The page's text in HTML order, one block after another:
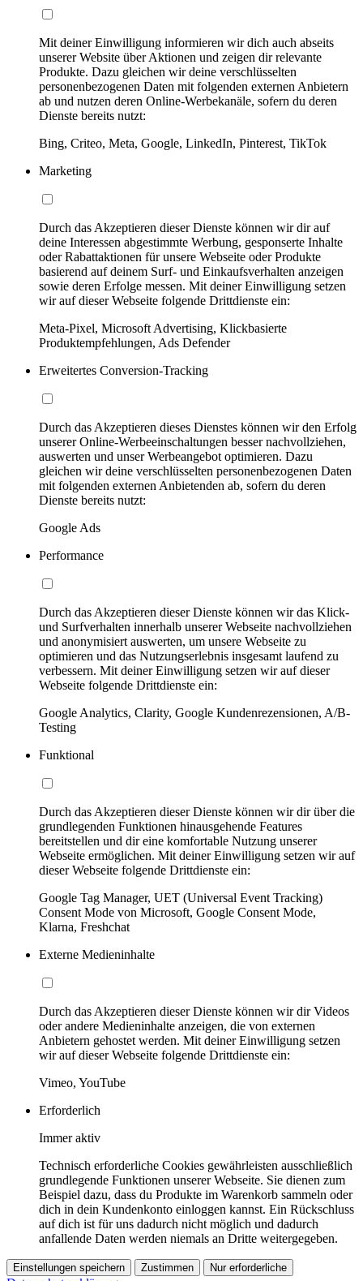
Mit deiner Einwilligung informieren wir dich auch abseits
unserer Website über Aktionen und zeigen dir relevante
Produkte. Dazu gleichen wir deine verschlüsselten
personenbezogenen Daten mit folgenden externen Anbietern
ab und nutzen deren Online-Werbekanäle, sofern du deren
Dienste bereits nutzt:
Bing, Criteo, Meta, Google, LinkedIn, Pinterest, TikTok
Marketing
Durch das Akzeptieren dieser Dienste können wir dir auf
deine Interessen abgestimmte Werbung, gesponserte Inhalte
oder Rabattaktionen für unsere Webseite oder Produkte
basierend auf deinem Surf- und Einkaufsverhalten anzeigen
sowie deren Erfolge messen. Mit deiner Einwilligung setzen
wir auf dieser Webseite folgende Drittdienste ein:
Meta-Pixel, Microsoft Advertising, Klickbasierte
Produktempfehlungen, Ads Defender
Erweitertes Conversion-Tracking
Durch das Akzeptieren dieses Dienstes können wir den Erfolg
unserer Online-Werbeeinschaltungen besser nachvollziehen,
auswerten und unser Werbeangebot optimieren. Dazu
gleichen wir deine verschlüsselten personenbezogenen Daten
mit folgenden externen Anbietenden ab, sofern du deren
Dienste bereits nutzt:
Google Ads
Performance
Durch das Akzeptieren dieser Dienste können wir das Klick-
und Surfverhalten innerhalb unserer Webseite nachvollziehen
und anonymisiert auswerten, um unsere Webseite zu
optimieren und das Nutzungserlebnis insgesamt laufend zu
verbessern. Mit deiner Einwilligung setzen wir auf dieser
Webseite folgende Drittdienste ein:
Google Analytics, Clarity, Google Kundenrezensionen, A/B-
Testing
Funktional
Durch das Akzeptieren dieser Dienste können wir dir über die
grundlegenden Funktionen hinausgehende Features
bereitstellen und dir eine komfortable Nutzung unserer
Webseite ermöglichen. Mit deiner Einwilligung setzen wir auf
dieser Webseite folgende Drittdienste ein:
Google Tag Manager, UET (Universal Event Tracking)
Consent Mode von Microsoft, Google Consent Mode,
Klarna, Freshchat
Externe Medieninhalte
Durch das Akzeptieren dieser Dienste können wir dir Videos
oder andere Medieninhalte anzeigen, die von externen
Anbietern gehostet werden. Mit deiner Einwilligung setzen
wir auf dieser Webseite folgende Drittdienste ein:
Vimeo, YouTube
Erforderlich
Immer aktiv
Technisch erforderliche Cookies gewährleisten ausschließlich
grundlegende Funktionen unserer Webseite. Sie dienen zum
Beispiel dazu, dass du Produkte im Warenkorb sammeln oder
dich in dein Kundenkonto einloggen kannst. Ein Rückschluss
auf dich ist für uns dadurch nicht möglich und dadurch
anfallende Daten werden niemals an Dritte weitergegeben.
Einstellungen speichern Zustimmen Nur erforderliche